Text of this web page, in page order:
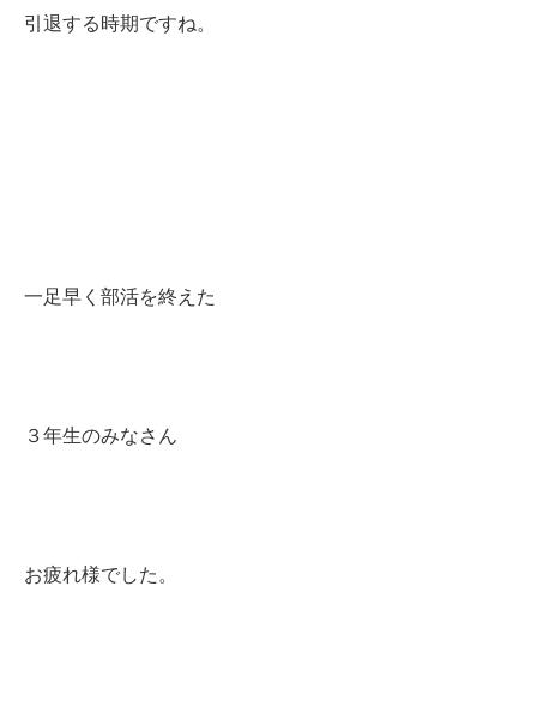
引退する時期ですね。
一足早く部活を終えた
３年生のみなさん
お疲れ様でした。